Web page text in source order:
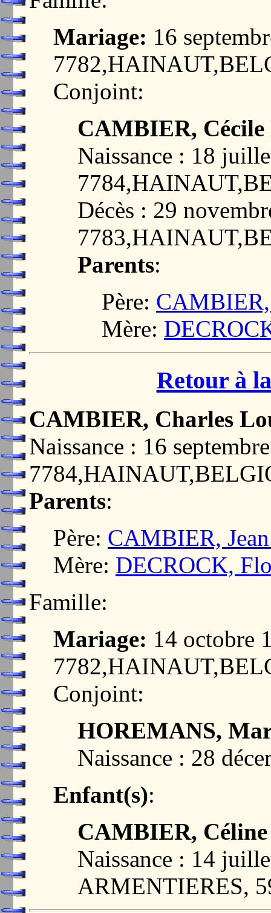
Mariage: 16
Conjoint:
CAMBIER,
Naissance : 18
Décès : 29
Parents:
Père: CAMBIER,
Mère:
Retour à
CAMBIER, Charles
Naissance : 16
Parents:
Père: CAMBIER,
Mère: DECROCK,
Famille:
Mariage: 14 octobre
Conjoint:
HOREMANS,
Naissance : 28
Enfant(s):
CAMBIER, Céline
Naissance : 14
ARMENTIERES,